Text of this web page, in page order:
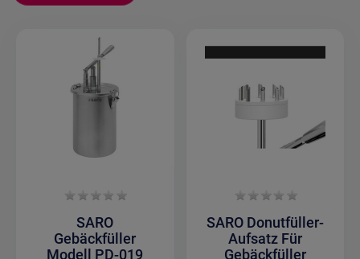
SARO
Gebäckfüller
Modell PD-019
SARO Donutfüller-
Aufsatz Für
Gebäckfüller